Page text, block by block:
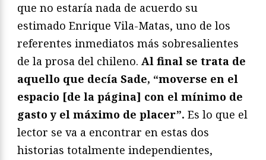
que no estaría nada de acuerdo su
estimado Enrique Vila-Matas, uno de los
referentes inmediatos más sobresalientes
de la prosa del chileno. Al final se trata de
aquello que decía Sade, “moverse en el
espacio [de la página] con el mínimo de
gasto y el máximo de placer”. Es lo que el
lector se va a encontrar en estas dos
historias totalmente independientes,